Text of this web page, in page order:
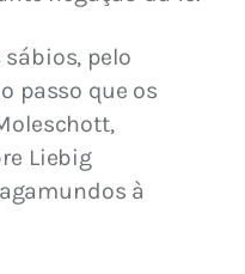
pelo
passo que os
Liebig
à